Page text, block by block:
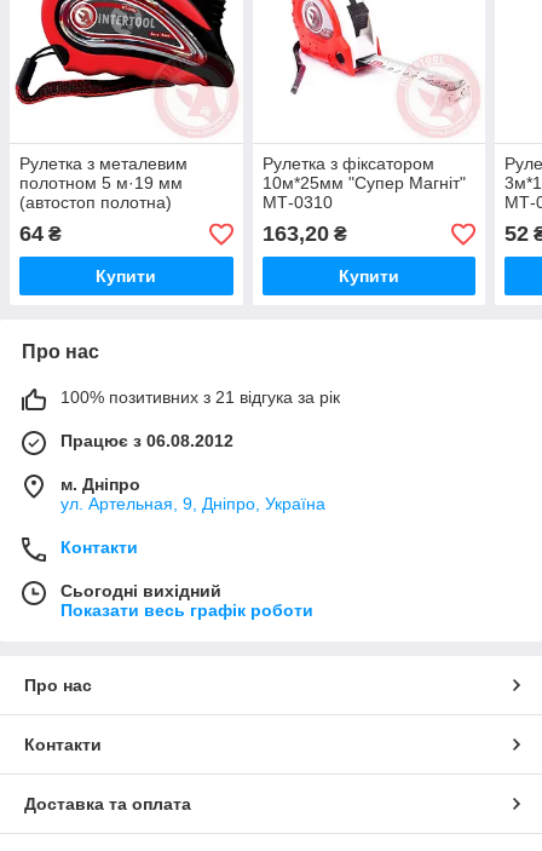
Рулетка з металевим
полотном 5 м·19 мм
(автостоп полотна)
МТ-0405
64 ₴
Купити
Рулетка з фіксатором
10м*25мм "Супер Магніт"
МТ-0310
163,20₴
Купити
МТ-
52
Про нас
100% позитивних з 21 відгука за рік
Працює з 06.08.2012
м. Дніпро
ул. Артельная, 9, Дніпро, Україна
Контакти
Сьогодні вихідний
Показати весь графік роботи
Про нас
Контакти
Доставка та оплата